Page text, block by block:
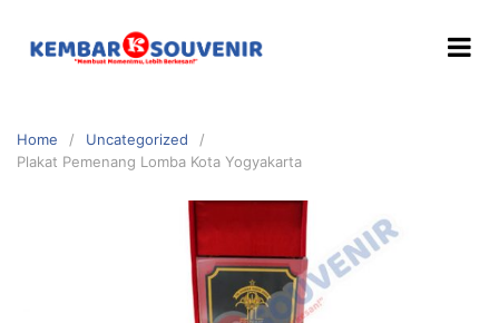
Home
Uncategorized
Plakat Pemenang Lomba Kota Yogyakarta